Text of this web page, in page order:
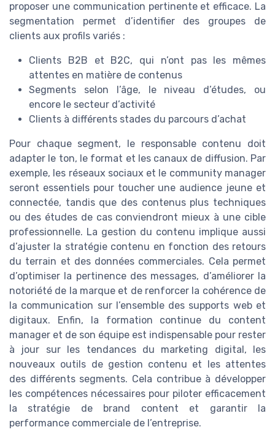
proposer une communication pertinente et efficace. La
segmentation permet d’identifier des groupes de
clients aux profils variés :
Clients B2B et B2C, qui n’ont pas les mêmes
attentes en matière de contenus
Segments selon l’âge, le niveau d’études, ou
encore le secteur d’activité
Clients à différents stades du parcours d’achat
Pour chaque segment, le responsable contenu doit
adapter le ton, le format et les canaux de diffusion. Par
exemple, les réseaux sociaux et le community manager
seront essentiels pour toucher une audience jeune et
connectée, tandis que des contenus plus techniques
ou des études de cas conviendront mieux à une cible
professionnelle. La gestion du contenu implique aussi
d’ajuster la stratégie contenu en fonction des retours
du terrain et des données commerciales. Cela permet
d’optimiser la pertinence des messages, d’améliorer la
notoriété de la marque et de renforcer la cohérence de
la communication sur l’ensemble des supports web et
digitaux. Enfin, la formation continue du content
manager et de son équipe est indispensable pour rester
à jour sur les tendances du marketing digital, les
nouveaux outils de gestion contenu et les attentes
des différents segments. Cela contribue à développer
les compétences nécessaires pour piloter efficacement
la stratégie de brand content et garantir la
performance commerciale de l’entreprise.